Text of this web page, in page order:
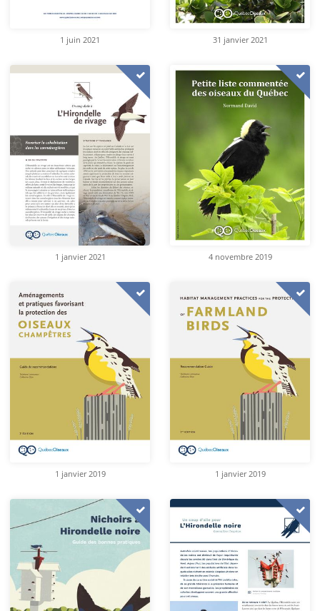
1 juin 2021 31 janvier 2021
1 janvier 2021 4 novembre 2019
1 janvier 2019 1 janvier 2019